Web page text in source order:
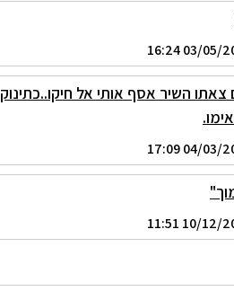
צאתו השיר אסף אותי אל חיקו..כתינוק